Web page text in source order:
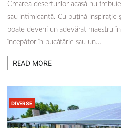
Crearea deserturilor acasă nu
sau intimidantă. Cu puțină inspirație
poate deveni un adevărat maestru
începător în bucătărie sau un…
READ MORE
DIVERSE